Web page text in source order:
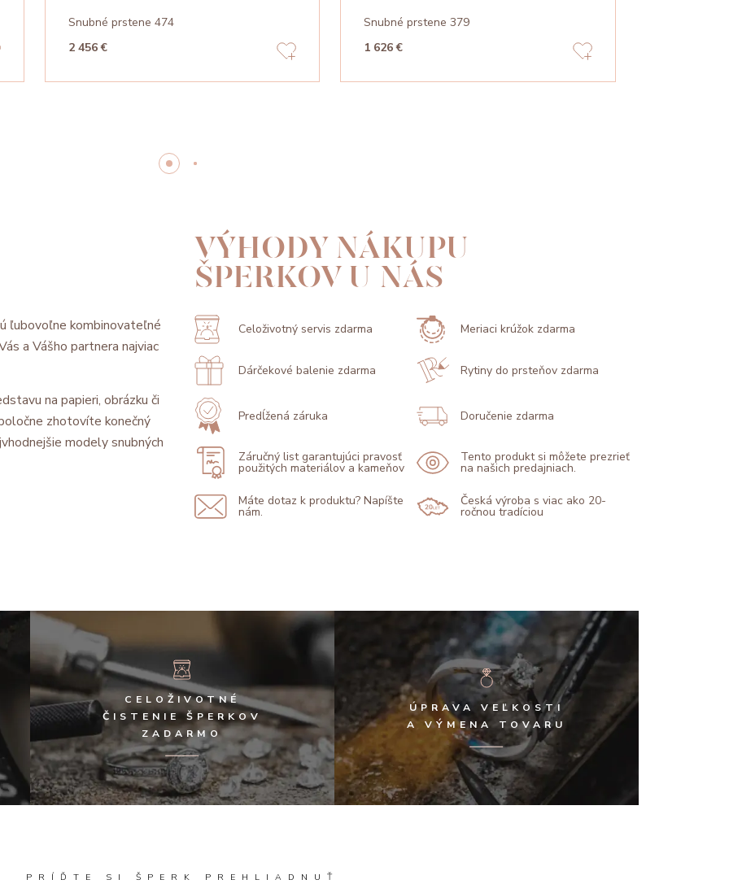
Snubné prstene 474
2 456 €
Snubné prstene 379
1 626 €
ľubovoľne kombinovateľné
a Vášho partnera najviac
na papieri, obrázku či
zhotovíte konečný
modely snubných
VÝHODY NÁKUPU
ŠPERKOV U NÁS
Celoživotný servis zdarma Meriaci krúžok zdarma
Dárčekové balenie zdarma Rytiny do prsteňov zdarma
Predĺžená záruka Doručenie zdarma
Záručný list garantujúci pravosť
použitých materiálov a kameňov
Tento produkt si môžete prezrieť
na našich predajniach.
Máte dotaz k produktu? Napíšte
nám.
Česká výroba s viac ako 20-
ročnou tradíciou
CELOŽIVOTNÉ
ČISTENIE ŠPERKOV
ZADARMO
ÚPRAVA VEĽKOSTI
A VÝMENA TOVARU
PRÍĎTE SI ŠPERK PREHLIADNUŤ